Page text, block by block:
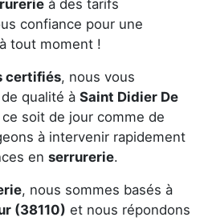
à des tarifs
confiance pour une
tout moment !
certifiés, nous vous
qualité à Saint Didier De
ce soit de jour comme de
à intervenir rapidement
en serrurerie.
, nous sommes basés à
(38110) et nous répondons